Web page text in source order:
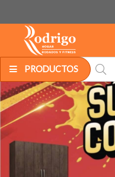
PRODUCTOS